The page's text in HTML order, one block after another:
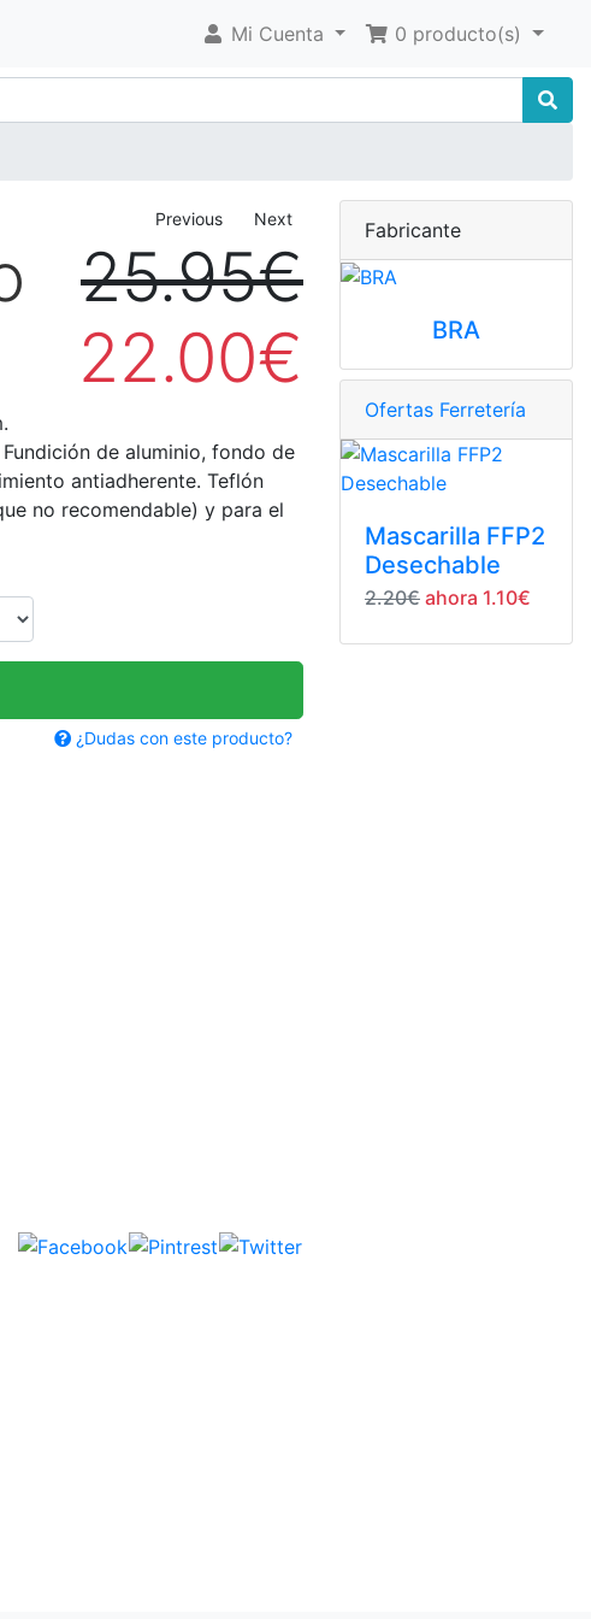
Mi Cuenta 0 producto(s)
Previous Next
25.95€
22.00€
de aluminio, fondo de
antiadherente. Teflón
no recomendable) y para el
¿Dudas con este producto?
Fabricante
BRA
Ofertas Ferretería
Mascarilla FFP2
Desechable
2.20€ ahora 1.10€